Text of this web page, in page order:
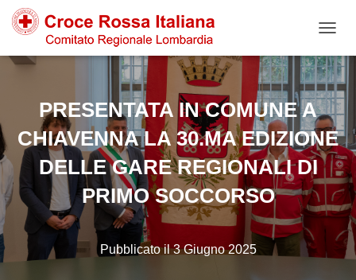
PRESENTATA IN COMUNE A
CHIAVENNA LA 30.MA EDIZIONE
DELLE GARE REGIONALI DI
PRIMO SOCCORSO
3 Giugno 2025